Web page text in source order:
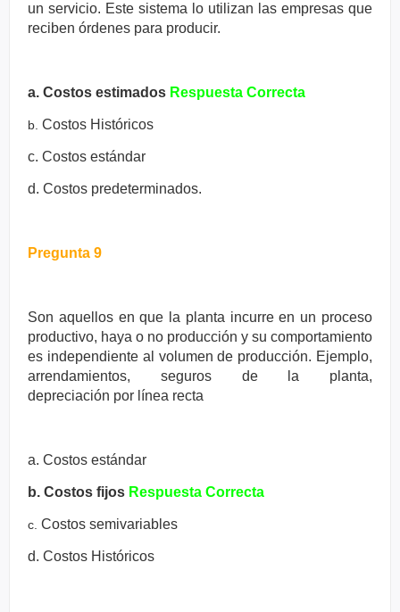
un servicio. Este sistema lo utilizan las empresas que
reciben órdenes para producir.
a. Costos estimados Respuesta Correcta
b. Costos Históricos
c. Costos estándar
d. Costos predeterminados.
Pregunta 9
Son aquellos en que la planta incurre en un proceso
productivo, haya o no producción y su comportamiento
es independiente al volumen de producción. Ejemplo,
arrendamientos, seguros de la planta,
depreciación por línea recta
a. Costos estándar
b. Costos fijos Respuesta Correcta
c. Costos semivariables
d. Costos Históricos